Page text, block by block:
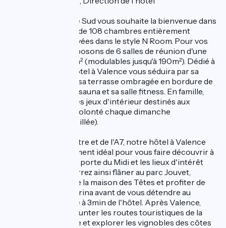
Le Novotel Valence Sud vous souhaite la bienvenue dans
son établissement de 108 chambres entièrement
repensées et rénovées dans le style N Room. Pour vos
réunions, nous disposons de 6 salles de réunion d'une
superficie de 240 m² (modulables jusqu'à 190m²). Dédié à
la détente, notre hôtel à Valence vous séduira par sa
piscine extérieure, sa terrasse ombragée en bordure de
rivière, son espace sauna et sa salle fitness. En famille,
vous apprécierez les jeux d'intérieur destinés aux
enfants. Brunch à volonté chaque dimanche
(réservation conseillée).
Situé à 2 km du centre et de l'A7, notre hôtel à Valence
jouit d'un emplacement idéal pour vous faire découvrir à
la fois les sites de la porte du Midi et les lieux d'intérêt
alentour. Vous pourrez ainsi flâner au parc Jouvet,
admirer la facade de la maison des Têtes et profiter de
l'ambiance de la marina avant de vous détendre au
Centre aqualudique à 3min de l'hôtel. Après Valence,
vous pourrez emprunter les routes touristiques de la
Drôme et l'Ardèche et explorer les vignobles des côtes